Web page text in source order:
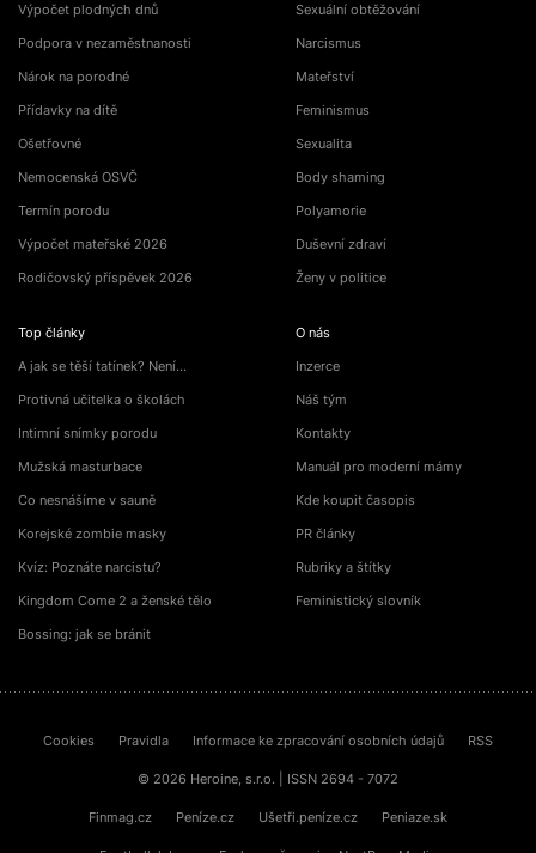
Výpočet plodných dnů
Podpora v nezaměstnanosti
Nárok na porodné
Přídavky na dítě
Ošetřovné
Nemocenská OSVČ
Termín porodu
Výpočet mateřské 2026
Rodičovský příspěvek 2026
Top články
A jak se těší tatínek? Není…
Protivná učitelka o školách
Intimní snímky porodu
Mužská masturbace
Co nesnášíme v sauně
Korejské zombie masky
Kvíz: Poznáte narcistu?
Kingdom Come 2 a ženské tělo
Bossing: jak se bránit
Sexuální obtěžování
Narcismus
Mateřství
Feminismus
Sexualita
Body shaming
Polyamorie
Duševní zdraví
Ženy v politice
O nás
Inzerce
Náš tým
Kontakty
Manuál pro moderní mámy
Kde koupit časopis
PR články
Rubriky a štítky
Feministický slovník
Cookies Pravidla Informace ke zpracování osobních údajů RSS
© 2026 Heroine, s.r.o. | ISSN 2694 - 7072
Finmag.cz Peníze.cz Ušetři.peníze.cz Peniaze.sk